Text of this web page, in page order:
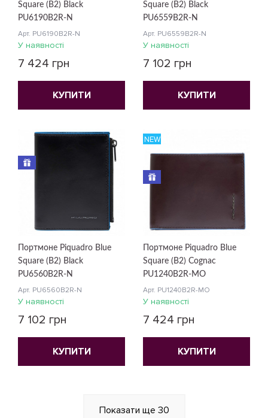
Square (B2) Black
PU6190B2R-N
Арт. PU6190B2R-N
У наявності
7 424 грн
КУПИТИ
Square (B2) Black
PU6559B2R-N
Арт. PU6559B2R-N
У наявності
7 102 грн
КУПИТИ
Портмоне Piquadro Blue
Square (B2) Black
PU6560B2R-N
Арт. PU6560B2R-N
У наявності
7 102 грн
КУПИТИ
Портмоне Piquadro Blue
Square (B2) Cognac
PU1240B2R-MO
Арт. PU1240B2R-MO
NEW
У наявності
7 424 грн
КУПИТИ
Показати ще 30